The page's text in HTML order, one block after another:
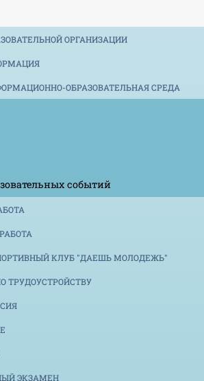
ОРГАНИЗАЦИИ
ОБРАЗОВАТЕЛЬНАЯ СРЕДА
событий
КЛУБ "ДАЕШЬ МОЛОДЕЖЬ"
ТРУДОУСТРОЙСТВУ
ЭКЗАМЕН